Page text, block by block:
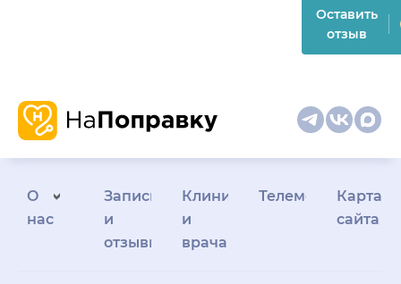
Оставить
отзыв
О
нас
Запись
и
отзывы
Клиникам
и
врачам
Телемедицина
Карта
сайта